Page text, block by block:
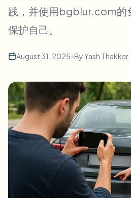
语音匿名处理器
视频智能
批量视频模糊
一次处理多个视频
大批量、保留期和SLA
批量车牌模糊
模糊任何内容
企业区域、策略和审核
API 和 SDK
自动化上传、任务和Webhook
践，并使用bgblur.com的
保护自己。
August 31, 2025•ByYash Thakker